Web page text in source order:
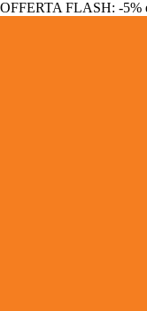
OFFERTA FLASH: -5%